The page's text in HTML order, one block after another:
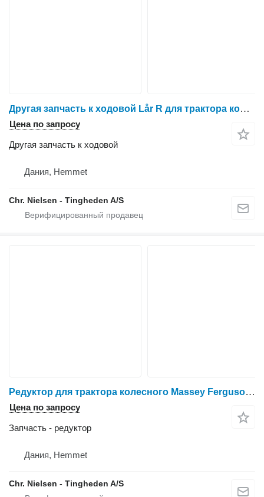
Другая запчасть к ходовой Lår R для трактора колесного Massey Ferguson 6260
Цена по запросу
Другая запчасть к ходовой
Дания, Hemmet
Chr. Nielsen - Tingheden A/S
Редуктор для трактора колесного Massey Ferguson 6260
Цена по запросу
Запчасть - редуктор
Дания, Hemmet
Chr. Nielsen - Tingheden A/S